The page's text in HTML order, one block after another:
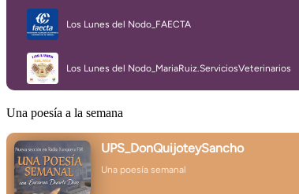
Una poesía a la semana